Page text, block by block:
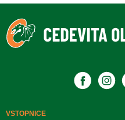
VSTOPNICE